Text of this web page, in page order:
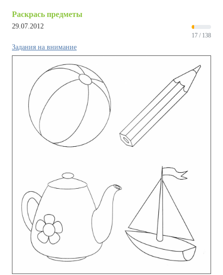
Раскрась предметы
29.07.2012
17 / 138
Задания на внимание